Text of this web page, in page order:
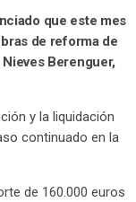
que este mes
de reforma de
Berenguer,
y la liquidación
continuado en la
de 160.000 euros